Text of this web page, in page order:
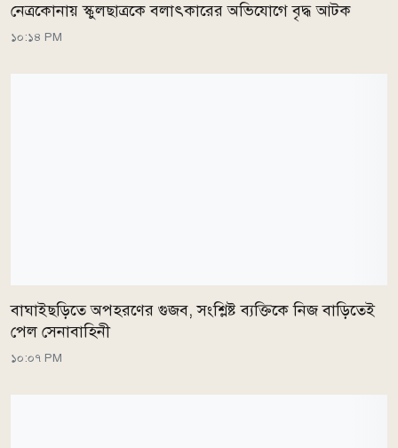
নেত্রকোনায় স্কুলছাত্রকে বলাৎকারের অভিযোগে বৃদ্ধ আটক
১০:১৪ PM
বাঘাইছড়িতে অপহরণের গুজব, সংশ্লিষ্ট ব্যক্তিকে নিজ বাড়িতেই
পেল সেনাবাহিনী
১০:০৭ PM